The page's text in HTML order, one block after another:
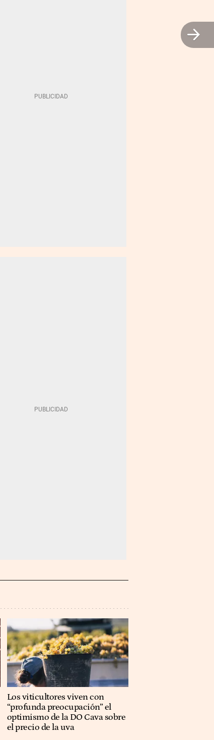
Los viticultores viven con
“profunda preocupación” el
optimismo de la DO Cava sobre
el precio de la uva